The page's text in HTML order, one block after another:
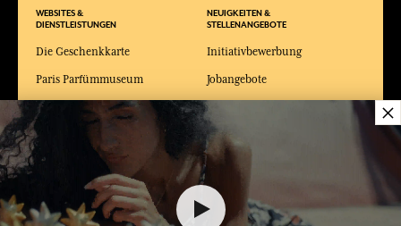
WEBSITES &
DIENSTLEISTUNGEN
Die Geschenkkarte
Paris Parfümmuseum
Duftwerkstatt
Fabriken und Museen der
französischen Riviera
Das Maison Fragonard Arles
Modemuseum und
Kostümmuseum Arles
NEUIGKEITEN &
STELLENANGEBOTE
Initiativbewerbung
Jobangebote
×